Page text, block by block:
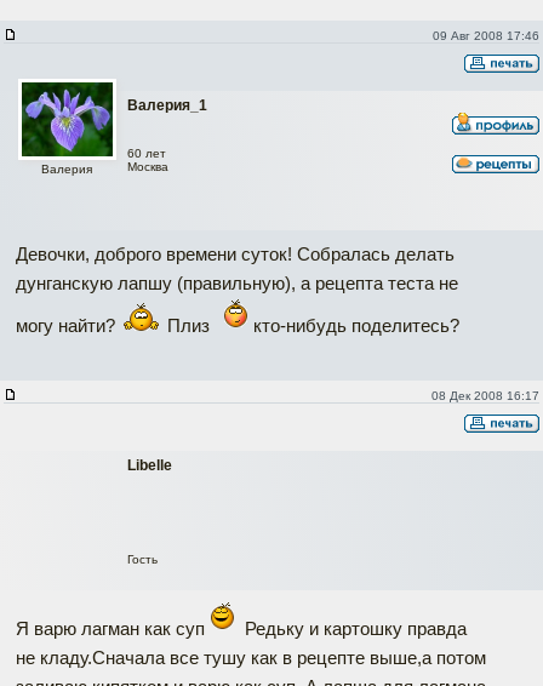
09 Авг 2008 17:46
Валерия_1
Валерия
60 лет
Москва
Девочки, доброго времени суток! Собралась делать
дунганскую лапшу (правильную), а рецепта теста не
могу найти? Плиз кто-нибудь поделитесь?
08 Дек 2008 16:17
Libelle
Гость
Я варю лагман как суп
Редьку и картошку правда
не кладу.Сначала все тушу как в рецепте выше,а потом